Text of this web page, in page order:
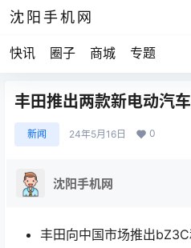
沈阳手机网
快讯 圈子 商城 专题
丰田推出两款新电动汽
新闻 24年5月16日 0
沈阳手机网
丰田向中国市场推出bZ3C